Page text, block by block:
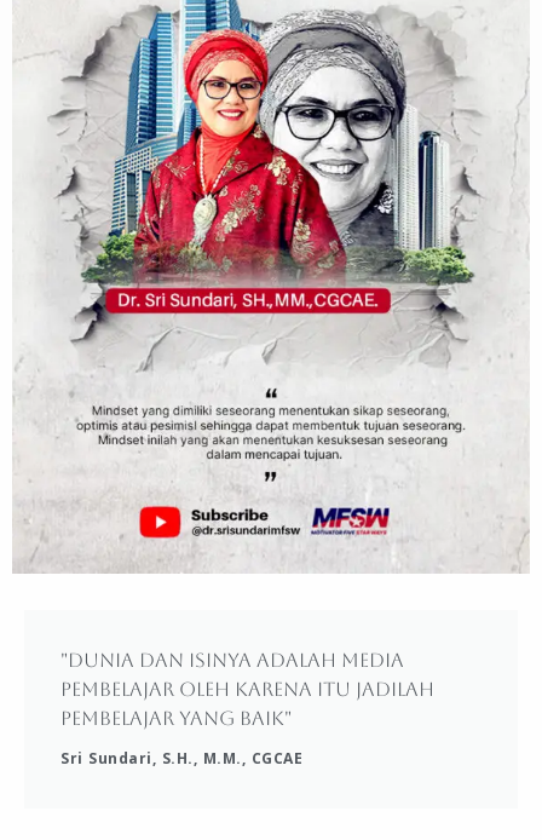
"Dunia dan isinya adalah media
pembelajar oleh karena itu jadilah
pembelajar yang baik"
Sri Sundari, S.H., M.M., CGCAE